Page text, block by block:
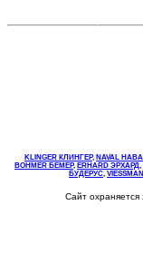
KLINGER КЛИНГЕР, NAVAL
BOHMER БЕМЕР, ERHARD ЭРХАРД,
БУДЕРУС,
Сайт